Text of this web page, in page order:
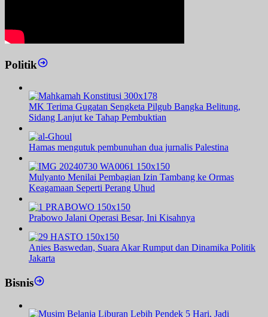
Politik
MK Terima Gugatan Sengketa Pilgub Bangka Belitung,
Sidang Lanjut ke Tahap Pembuktian
Hamas mengutuk pembunuhan dua jurnalis Palestina
Mulyanto Menilai Pembagian Izin Tambang ke Ormas
Keagamaan Seperti Perang Uhud
Prabowo Jalani Operasi Besar, Ini Kisahnya
Anies Baswedan, Suara Akar Rumput dan Dinamika Politik
Jakarta
Bisnis